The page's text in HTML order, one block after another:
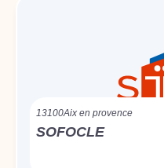
13100Aix en provence
SOFOCLE